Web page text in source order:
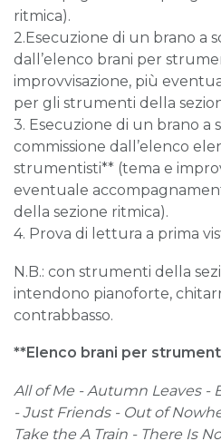
ritmica).
2.Esecuzione di un brano a
dall’elenco brani per
improvvisazione, più
per gli strumenti della
3. Esecuzione di un brano a
commissione dall’elenco
strumentisti** (tema e
eventuale
della sezione ritmica).
4. Prova di lettura a prima
N.B.: con strumenti della
intendono pianoforte,
contrabbasso.
**Elenco brani per
Allof Me - Autumn Leaves -
-Just Friends - Out of
Take the A Train - There Is